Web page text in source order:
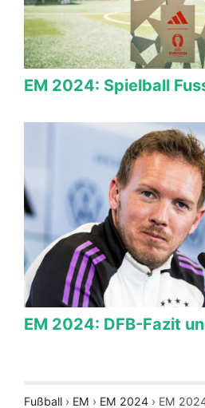
EM 2024: Spielball
EM 2024: DFB-Fazit
Fußball › EM › EM 2024 › EM